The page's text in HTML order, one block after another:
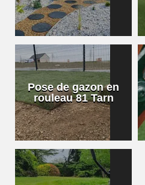
Pose de gazon en
rouleau 81 Tarn